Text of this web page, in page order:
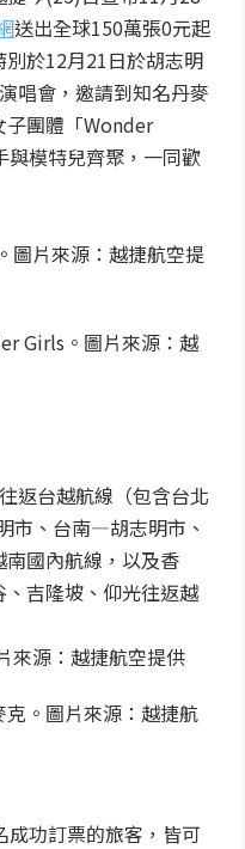
送出全球150萬張0元起
於12月21日於胡志明
唱會，邀請到知名丹麥
子團體「Wonder
模特兒齊聚，一同歡
Girls。圖片來源：越
返台越航線（包含台北
、台南—胡志明市、
國內航線，以及香
吉隆坡、仰光往返越
。圖片來源：越捷航
成功訂票的旅客，皆可